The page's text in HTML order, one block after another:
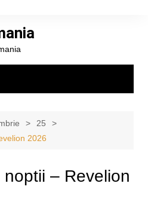
25
2026
– Revelion